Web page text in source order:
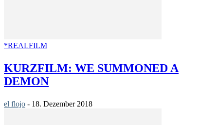
*REALFILM
KURZFILM: WE SUMMONED A
DEMON
el flojo - 18. Dezember 2018